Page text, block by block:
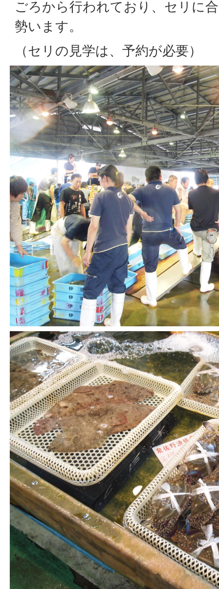
ごろから行われており、セリに
勢います。
（セリの見学は、予約が必要）